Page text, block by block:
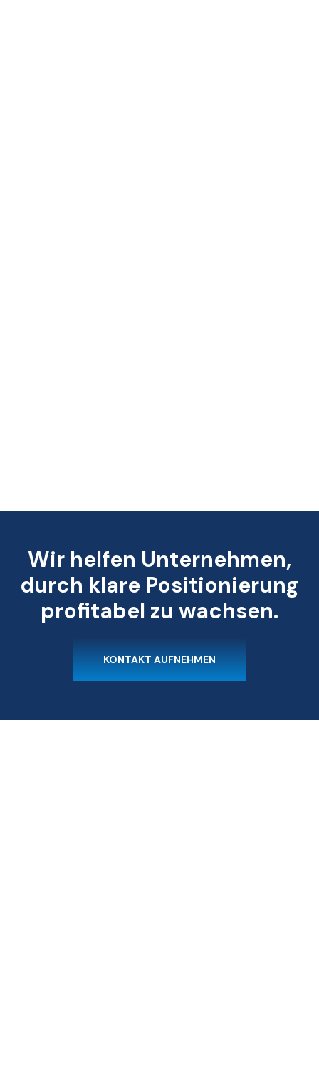
Wir helfen Unternehmen,
durch klare Positionierung
profitabel zu wachsen.
KONTAKT AUFNEHMEN